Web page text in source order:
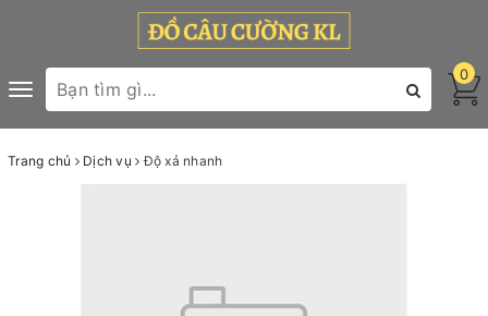
Toggle
navigation
0
Trang chủ Dịch vụ Độ xả nhanh